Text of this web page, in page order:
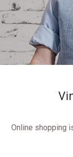
Online shopping